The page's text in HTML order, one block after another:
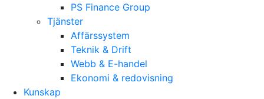
PS Finance Group
Tjänster
Affärssystem
Teknik & Drift
Webb & E-handel
Ekonomi & redovisning
Kunskap